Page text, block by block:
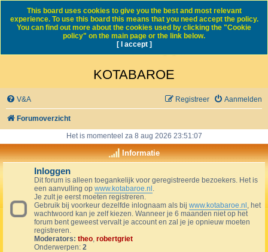
KOTABAROE
V&A Aanmelden
Registreer
Forumoverzicht
Het is momenteel za 8 aug 2026 23:51:07
Informatie
Inloggen
Dit forum is alleen toegankelijk voor geregistreerde bezoekers. Het is
een aanvulling op www.kotabaroe.nl .
Je zult je eerst moeten registreren.
Gebruik bij voorkeur dezelfde inlognaam als bij www.kotabaroe.nl , het
wachtwoord kan je zelf kiezen. Wanneer je 6 maanden niet op het
forum bent geweest vervalt je account en zal je je opnieuw moeten
registreren.
Moderators: theo, robertgriet
Onderwerpen: 2
This board uses cookies to give you the best and most relevant
experience. To use this board this means that you need accept the policy.
You can find out more about the cookies used by clicking the "Cookie
policy" on the main page or the link below.
[ I accept ]